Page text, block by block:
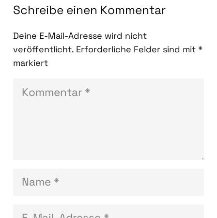
Schreibe einen Kommentar
Deine E-Mail-Adresse wird nicht
veröffentlicht. Erforderliche Felder sind mit *
markiert